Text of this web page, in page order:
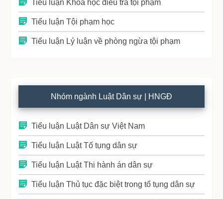
Tiểu luận Khoa học điều tra tội phạm
Tiểu luận Tội phạm học
Tiểu luận Lý luận về phòng ngừa tội phạm
Nhóm ngành Luật Dân sự | HNGĐ
Tiểu luận Luật Dân sự Việt Nam
Tiểu luận Luật Tố tụng dân sự
Tiểu luận Luật Thi hành án dân sự
Tiểu luận Thủ tục đặc biệt trong tố tụng dân sự